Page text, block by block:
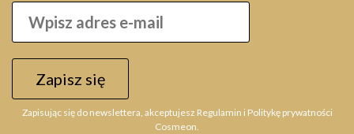
STAPIZ Sleek Line Violet Blond 300ml, szampon do
włosów blond
Do koszyka
Zapisz się
Zapisując się do newslettera, akceptujesz Regulamin i Politykę prywatności
Cosmeon.